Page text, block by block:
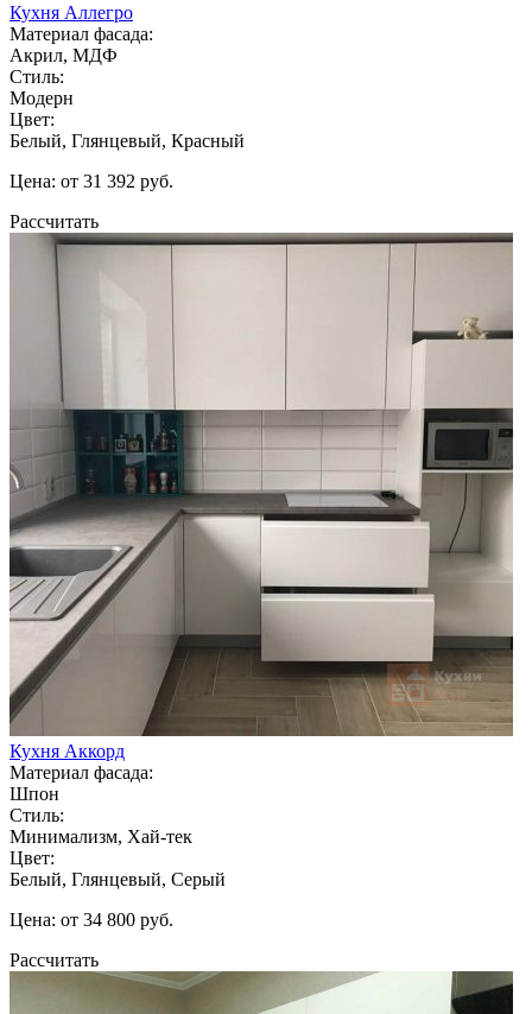
Кухня Аллегро
Материал фасада:
Акрил, МДФ
Стиль:
Модерн
Цвет:
Белый, Глянцевый, Красный
Цена: от 31 392 руб.
Рассчитать
Кухня Аккорд
Материал фасада:
Шпон
Стиль:
Минимализм, Хай-тек
Цвет:
Белый, Глянцевый, Серый
Цена: от 34 800 руб.
Рассчитать